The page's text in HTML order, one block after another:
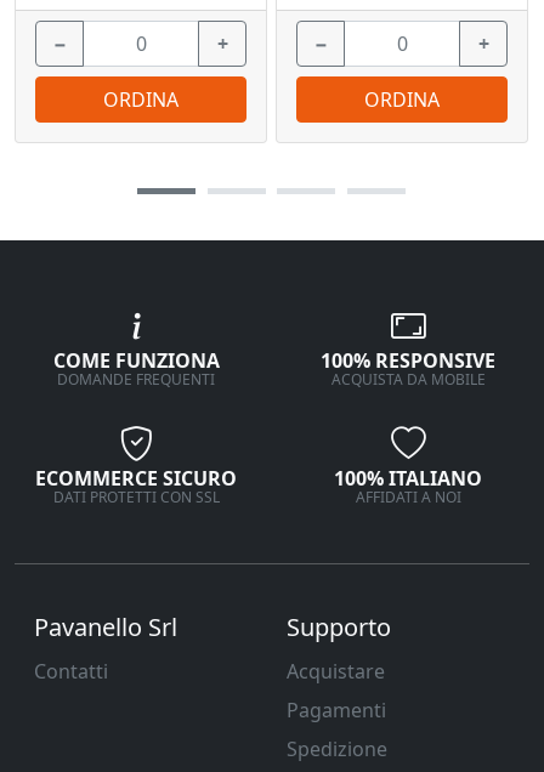
− +
ORDINA
− +
ORDINA
COME FUNZIONA
DOMANDE FREQUENTI
100% RESPONSIVE
ACQUISTA DA MOBILE
ECOMMERCE SICURO
DATI PROTETTI CON SSL
100% ITALIANO
AFFIDATI A NOI
Pavanello Srl
Contatti
Supporto
Acquistare
Pagamenti
Spedizione